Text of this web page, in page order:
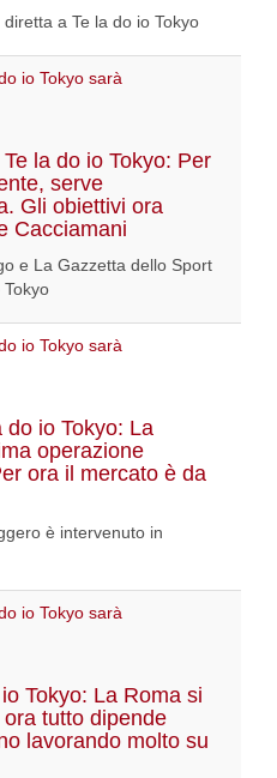
a Te la do io Tokyo
la do io Tokyo: Per
serve
Gli obiettivi ora
Cacciamani
e La Gazzetta dello Sport
do io Tokyo: La
operazione
ora il mercato è da
è intervenuto in
Tokyo: La Roma si
tutto dipende
lavorando molto su